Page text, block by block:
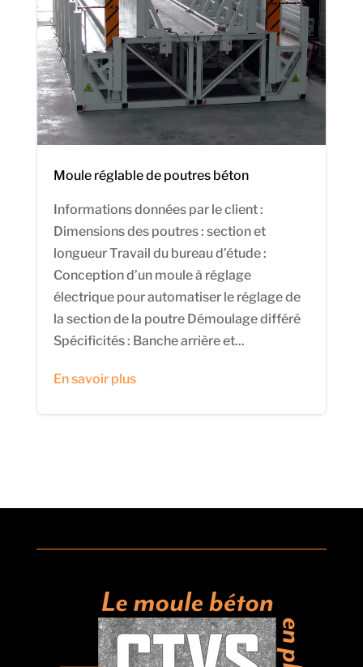
Moule réglable de poutres béton
Informations données par le client :
Dimensions des poutres : section et
longueur Travail du bureau d’étude :
Conception d’un moule à réglage
électrique pour automatiser le réglage de
la section de la poutre Démoulage différé
Spécificités : Banche arrière et...
En savoir plus